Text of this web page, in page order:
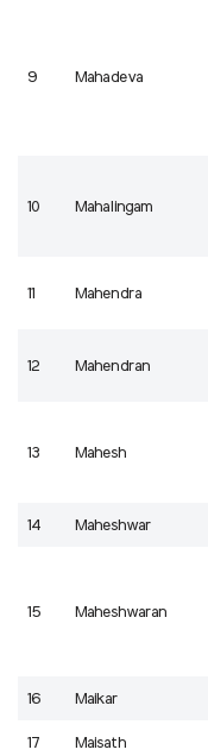
9 Mahadeva
10 Mahalingam
11 Mahendra
12 Mahendran
13 Mahesh
14 Maheshwar
15 Maheshwaran
16 Maikar
17 Maisath